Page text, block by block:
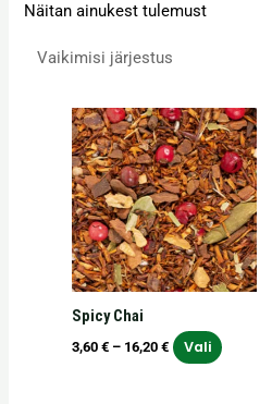
Näitan ainukest tulemust
Spicy Chai
3,60€ – 16,20€
Hinnavahemik:
3,60 €
kuni
16,20 €
Vali
Sellel
tootel
on
mitu
varianti.
Valikuid
saab
teha